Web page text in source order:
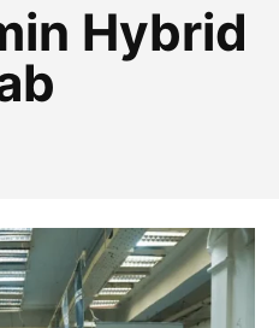
Hybrid